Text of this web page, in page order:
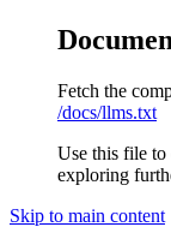
Fetch the
/docs/llms.txt
Use this file to
exploring
Skip to main content